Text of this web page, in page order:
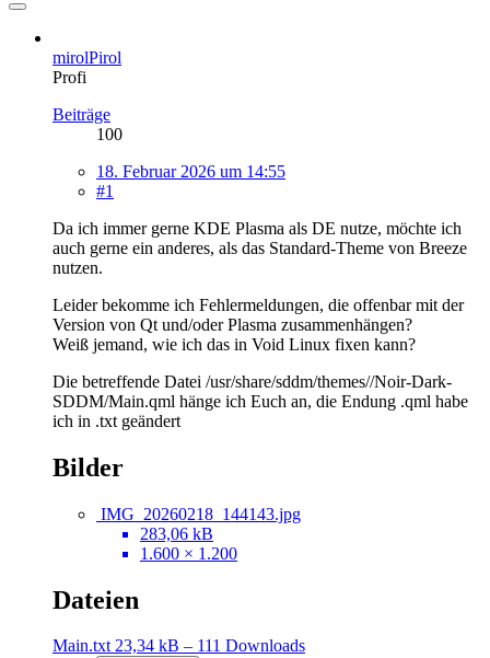
mirolPirol
Profi
Beiträge
100
18. Februar 2026 um 14:55
#1
Da ich immer gerne KDE Plasma als DE nutze, möchte ich
auch gerne ein anderes, als das Standard-Theme von Breeze
nutzen.
Leider bekomme ich Fehlermeldungen, die offenbar mit der
Version von Qt und/oder Plasma zusammenhängen?
Weiß jemand, wie ich das in Void Linux fixen kann?
Die betreffende Datei /usr/share/sddm/themes//Noir-Dark-
SDDM/Main.qml hänge ich Euch an, die Endung .qml habe
ich in .txt geändert
Bilder
IMG_20260218_144143.jpg
283,06 kB
1.600 × 1.200
Dateien
Main.txt 23,34 kB – 111 Downloads